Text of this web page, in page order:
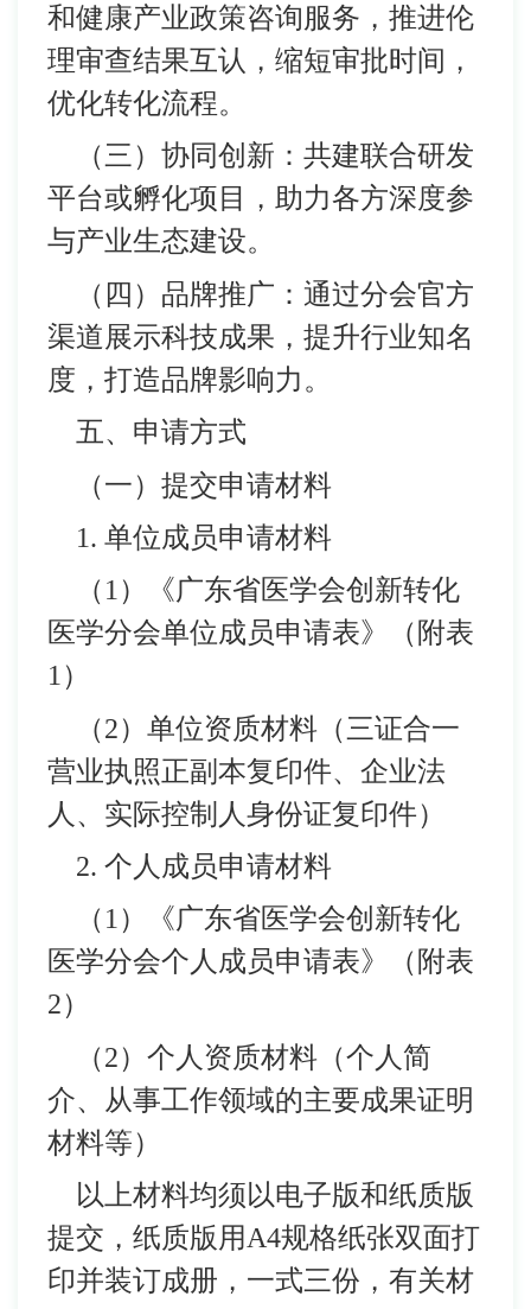
和健康产业政策咨询服务，推进伦
理审查结果互认，缩短审批时间，
优化转化流程。
（三）协同创新：共建联合研发
平台或孵化项目，助力各方深度参
与产业生态建设。
（四）品牌推广：通过分会官方
渠道展示科技成果，提升行业知名
度，打造品牌影响力。
五、申请方式
（一）提交申请材料
1. 单位成员申请材料
（1）《广东省医学会创新转化
医学分会单位成员申请表》（附表
1）
（2）单位资质材料（三证合一
营业执照正副本复印件、企业法
人、实际控制人身份证复印件）
2. 个人成员申请材料
（1）《广东省医学会创新转化
医学分会个人成员申请表》（附表
2）
（2）个人资质材料（个人简
介、从事工作领域的主要成果证明
材料等）
以上材料均须以电子版和纸质版
提交，纸质版用A4规格纸张双面打
印并装订成册，一式三份，有关材